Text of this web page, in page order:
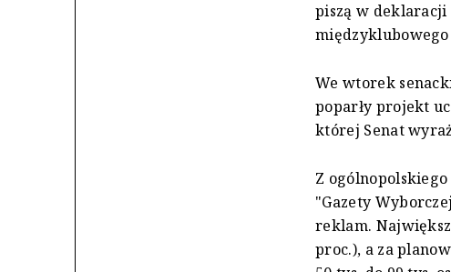
piszą w deklaracji
międzyklubowego
We wtorek
poparły projekt
której Senat
Z ogólnopolskiego
"Gazety
reklam.
proc.), a za